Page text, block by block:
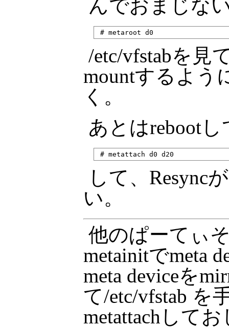
んでおまじな
/etc/vfstabを見
mountするよう
く。
あとはreboot
して、Resync
い。
他のぱーてぃ
metainitでmeta
meta deviceを
て/etc/vfstab を
metattachして